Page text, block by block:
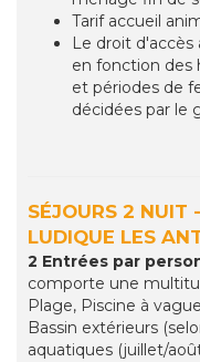
Tarif accueil
Le droit d'accès
en fonction des
et périodes de
décidées par le
SÉJOURS 2 NUIT
LUDIQUE LES
2 Entrées par
comporte une
Plage, Piscine à
Bassin extérieurs
aquatiques (juillet/